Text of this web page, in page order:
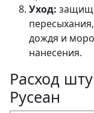
Уход:
дождя и
нанесения.
Расход
Русеан